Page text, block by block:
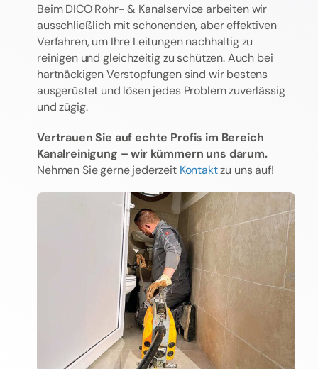
Beim DICO Rohr- & Kanalservice arbeiten wir
ausschließlich mit schonenden, aber effektiven
Verfahren, um Ihre Leitungen nachhaltig zu
reinigen und gleichzeitig zu schützen. Auch bei
hartnäckigen Verstopfungen sind wir bestens
ausgerüstet und lösen jedes Problem zuverlässig
und zügig.
Vertrauen Sie auf echte Profis im Bereich
Kanalreinigung – wir kümmern uns darum.
Nehmen Sie gerne jederzeit Kontaktzu uns auf!